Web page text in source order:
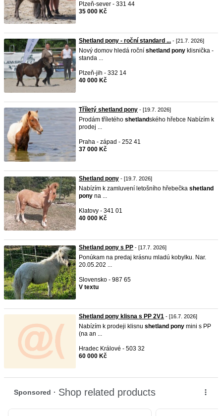
Plzeň-sever - 331 44
35 000 Kč
Shetland pony - roční standard ... - [21.7. 2026]
Nový domov hledá roční shetland pony klisnička -
standa ...
Plzeň-jih - 332 14
40 000 Kč
Tříletý shetland pony - [19.7. 2026]
Prodám tříletého shetlandského hřebce Nabízím k
prodej ...
Praha - západ - 252 41
37 000 Kč
Shetland pony - [19.7. 2026]
Nabízím k zamluvení letošního hřebečka shetland
pony na ...
Klatovy - 341 01
40 000 Kč
Shetland pony s PP - [17.7. 2026]
Ponúkam na predaj krásnu mladú kobylku. Nar.
20.05.202 ...
Slovensko - 987 65
V textu
Shetland pony klisna s PP 2V1 - [16.7. 2026]
Nabízím k prodeji klisnu shetland pony mini s PP
(na an ...
Hradec Králové - 503 32
60 000 Kč